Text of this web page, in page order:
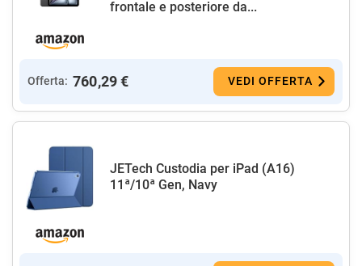
frontale e posteriore da...
Offerta: 760,29 € VEDI OFFERTA
JETech Custodia per iPad (A16)
11ª/10ª Gen, Navy